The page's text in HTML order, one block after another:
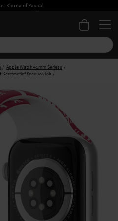
Klarna of Paypal
Apple Watch 41mm Series 8
Kerstmotief Sneeuwvlok